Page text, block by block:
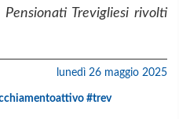
Trevigliesi rivolti
lunedì 26 maggio 2025
#trev